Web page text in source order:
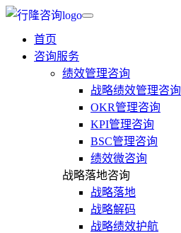
首页
咨询服务
绩效管理咨询
战略绩效管理咨询
OKR管理咨询
KPI管理咨询
BSC管理咨询
绩效微咨询
战略落地咨询
战略落地
战略解码
战略绩效护航